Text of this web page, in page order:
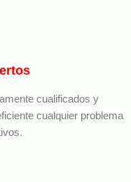
cualificados y
cualquier problema